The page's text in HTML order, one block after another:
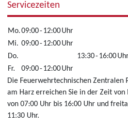
Servicezeiten
Mo.09:00-12:00Uhr
Mi. 09:00-12:00Uhr
Do.
13:30-16:00
Fr.
09:00-12:00Uhr
Die Feuerwehrtechnischen Zentralen
am Harz erreichen Sie in der Zeit
von 07:00 Uhr bis 16:00 Uhr und
11:30 Uhr.